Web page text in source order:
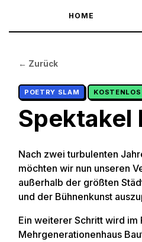
HOME
← Zurück
POETRY SLAM KOSTENLOS
Spektakel
Nach zwei turbulenten
möchten wir nun unseren
außerhalb der größten
und der Bühnenkunst
Ein weiterer Schritt wird im
Mehrgenerationenhaus